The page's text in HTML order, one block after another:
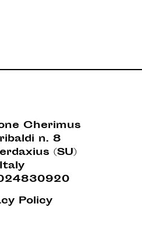
Cherimus
n. 8
(SU)
Italy
Policy